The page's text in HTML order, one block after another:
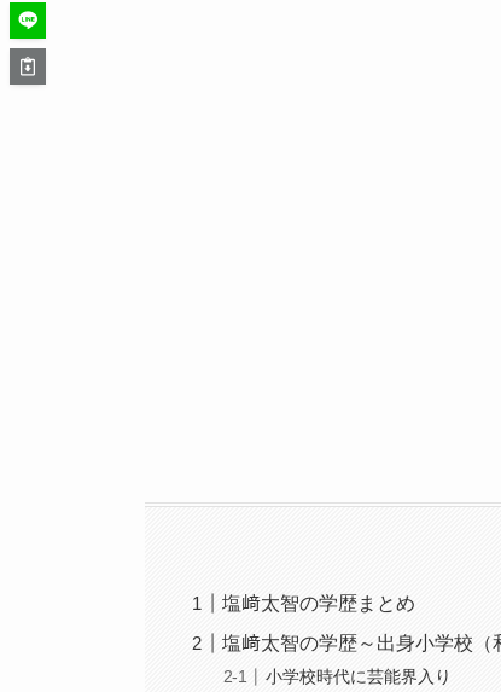
塩﨑太智の学歴まとめ
塩﨑太智の学歴～出身小学校
小学校時代に芸能界入り